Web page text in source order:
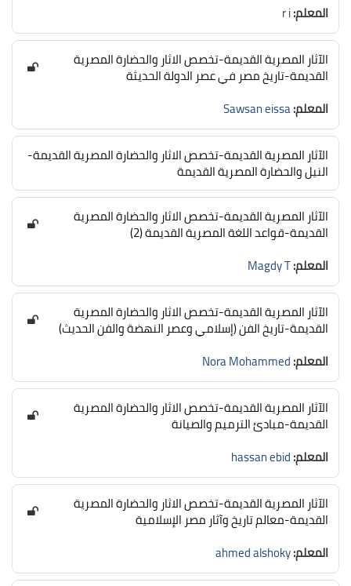
المعلم:r i
الآثار المصرية القديمة-تخصص الاثار والحضارة المصرية
القديمة-تاريخ مصر في عصر الدولة الحديثة
المعلم:Sawsan eissa
الآثار المصرية القديمة-تخصص الاثار والحضارة المصرية القديمة-
النيل والحضارة المصرية القديمة
الآثار المصرية القديمة-تخصص الاثار والحضارة المصرية
القديمة-قواعد اللغة المصرية القديمة (2)
المعلم:Magdy T
الآثار المصرية القديمة-تخصص الاثار والحضارة المصرية
القديمة-تاريخ الفن (إسلامي وعصر النهضة والفن الحديث)
المعلم:Nora Mohammed
الآثار المصرية القديمة-تخصص الاثار والحضارة المصرية
القديمة-مبادئ الترميم والصيانة
المعلم:hassan ebid
الآثار المصرية القديمة-تخصص الاثار والحضارة المصرية
القديمة-معالم تاريخ وآثار مصر الإسلامية
المعلم:ahmed alshoky